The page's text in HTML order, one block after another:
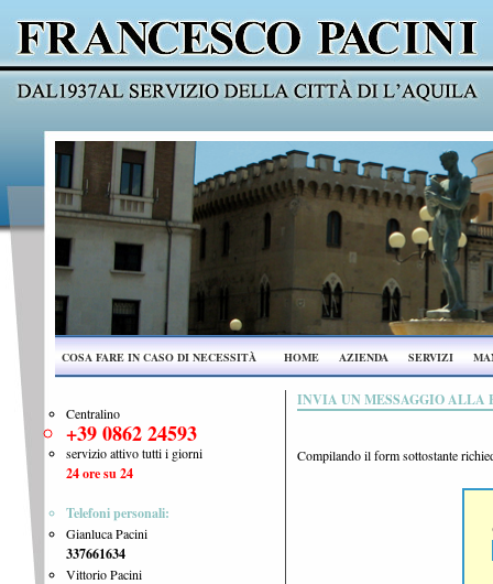
COSA FARE IN CASO DI NECESSITÀ HOME AZIENDA SERVIZI
Centralino
+39 0862 24593
servizio attivo tutti i giorni
24 ore su 24
Telefoni personali:
Gianluca Pacini
337661634
Vittorio Pacini
INVIA UN MESSAGGIO ALLA
Compilando il form sottostante